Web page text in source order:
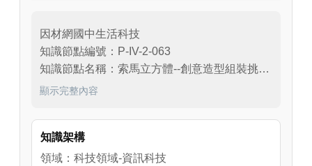
因材網國中生活科技
知識節點編號：P-IV-2-063
知識節點名稱：索馬立方體--創意造型組裝挑戰
適用年級：七年級
顯示完整內容
知識架構
領域：科技領域-資訊科技